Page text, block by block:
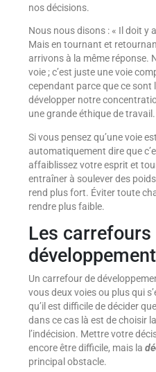
nos décisions.
Nous nous disons : « Il doit y
Mais en tournant et
arrivons à la même réponse.
voie ; c’est juste une voie
cependant parce que ce sont
développer notre
une grande éthique de travail.
Si vous pensez qu’une voie
automatiquement dire que
affaiblissez votre esprit et
entraîner à soulever des
rend plus fort. Éviter toute
rendre plus faible.
Les carrefours
développement
Un carrefour de
vous deux voies ou plus qui
qu’il est difficile de décider
dans ce cas là est de choisir
l’indécision. Mettre votre
encore être difficile, mais la
principal obstacle.